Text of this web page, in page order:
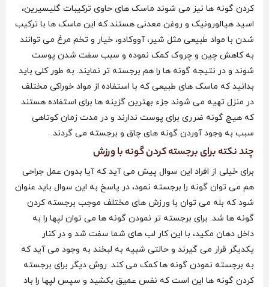
کردن گونه ها نیز می شوند ماسک های حاوی ترکیبات گلیسیرین،
اسید هیالورونیک و روغن معدنی هستند که این ماسک ها با ترکیب
شدن با مواد طبیعی مثل شیر، آووکادو، خیار و تخم مرغ می توانند
به کاهش چین و چروک کمک نموده و سبب سفت شدن پوست
شوند و در نتیجه گونه ها را هم برجسته‌ تر نمایند. به طور کلی باید
بدانید که ماسک های طبیعی که با استفاده از مواد خوراکی مختلف
در منزل تهیه می شوند جزء بهترین گزینه ها برای استفاده هستند
که هیچ گونه ضرری برای پوست ندارند و در مدت زمان کوتاهی
سبب به وجود آوردن گونه های چاق و برجسته می گردند.
چند نکته برای برجسته کردن گونه با ورزش
برای خیلی از افراد این سوال پیش می آید که آیا بدون عمل جراحی
هم می‌ توان گونه را برجسته نمود، در پاسخ به این سوال باید عنوان
شود که بله می‌ توان با ورزش های مختلف موجب برجسته کردن
گونه ها شد. برای برجسته تر نمودن گونه ها می توان لپها را به
داخل دهان مکید، با این کار لب های شما سفت شد و در کنار
یکدیگر قرار می گیرند و حالتی شبیه به لبخند به وجود می‌ آید که
به برجسته نمودن گونه ها کمک می کند. روش دیگر برای برجسته
کردن گونه ها این است که نفس عمیق بکشید و سپس لپها را باد